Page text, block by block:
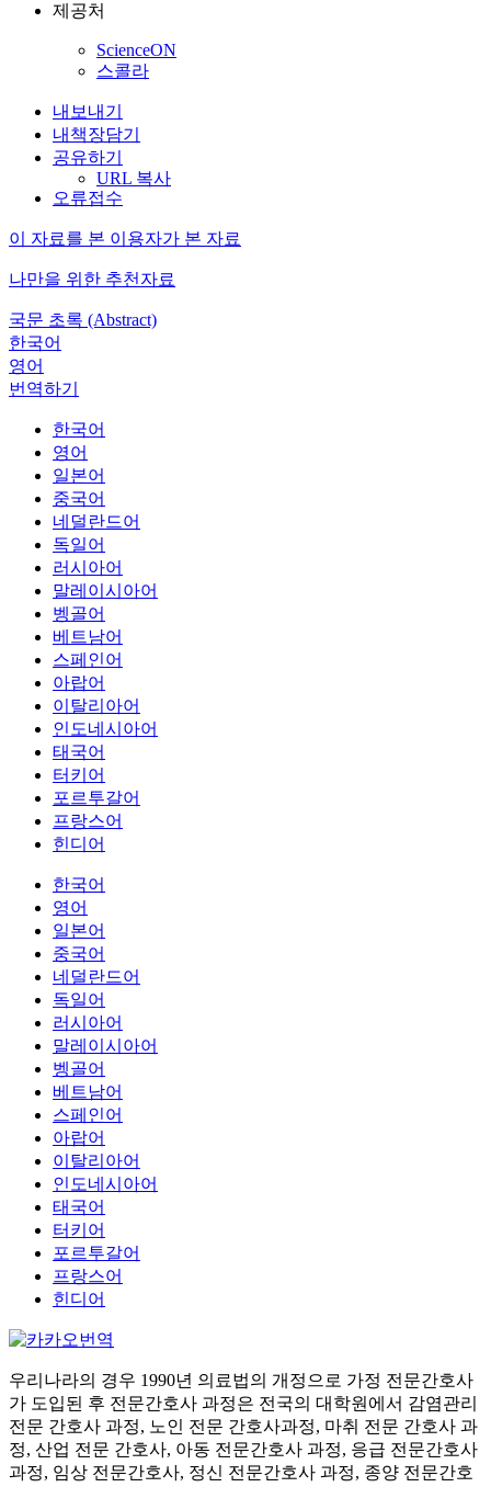
제공처
ScienceON
스콜라
내보내기
내책장담기
공유하기
URL 복사
오류접수
이 자료를 본 이용자가 본 자료
나만을 위한 추천자료
국문 초록 (Abstract)
한국어
영어
번역하기
한국어
영어
일본어
중국어
네덜란드어
독일어
러시아어
말레이시아어
벵골어
베트남어
스페인어
아랍어
이탈리아어
인도네시아어
태국어
터키어
포르투갈어
프랑스어
힌디어
한국어
영어
일본어
중국어
네덜란드어
독일어
러시아어
말레이시아어
벵골어
베트남어
스페인어
아랍어
이탈리아어
인도네시아어
태국어
터키어
포르투갈어
프랑스어
힌디어
우리나라의 경우 1990년 의료법의 개정으로 가정 전문간호사
가 도입된 후 전문간호사 과정은 전국의 대학원에서 감염관리
전문 간호사 과정, 노인 전문 간호사과정, 마취 전문 간호사 과
정, 산업 전문 간호사, 아동 전문간호사 과정, 응급 전문간호사
과정, 임상 전문간호사, 정신 전문간호사 과정, 종양 전문간호